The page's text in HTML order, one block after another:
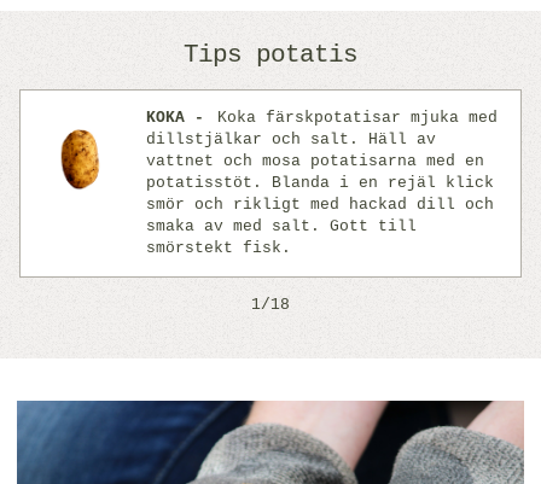
Tips potatis
KOKA
Koka färskpotatisar mjuka med
dillstjälkar och salt. Häll av
vattnet och mosa potatisarna med en
potatisstöt. Blanda i en rejäl klick
smör och rikligt med hackad dill och
smaka av med salt. Gott till
smörstekt fisk.
1/18